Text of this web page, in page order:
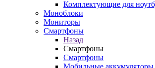
Комплектующие для
Моноблоки
Мониторы
Смартфоны
Назад
Смартфоны
Смартфоны
Мобильные аккумуляторы